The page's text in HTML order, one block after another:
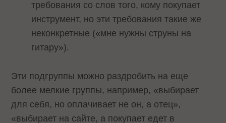
требования со слов того, кому покупает
инструмент, но эти требования такие же
неконкретные («мне нужны струны на
гитару»).
Эти подгруппы можно раздробить на еще
более мелкие группы, например, «выбирает
для себя, но оплачивает не он, а отец»,
«выбирает на сайте, а покупает едет в